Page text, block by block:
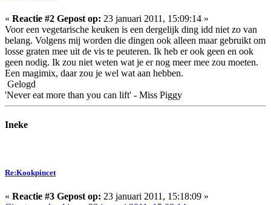
« Reactie #2 Gepost op: 23 januari 2011, 15:09:14 »
Voor een vegetarische keuken is een dergelijk ding idd niet zo van
belang. Volgens mij worden die dingen ook alleen maar gebruikt om
losse graten mee uit de vis te peuteren. Ik heb er ook geen en ook
geen nodig. Ik zou niet weten wat je er nog meer mee zou moeten.
Een magimix, daar zou je wel wat aan hebben.
Gelogd
'Never eat more than you can lift' - Miss Piggy
Ineke
Re:Kookpincet
« Reactie #3 Gepost op: 23 januari 2011, 15:18:09 »